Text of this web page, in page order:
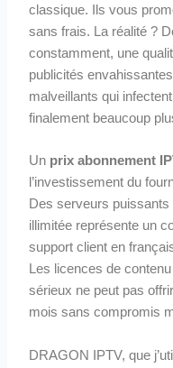
classique. Ils vous
sans frais. La réalité ?
constamment, une
publicités
malveillants qui
finalement beaucoup
Un prix abonnement
l’investissement du
Des serveurs
illimitée représente un
support client en
Les licences de
sérieux ne peut pas
mois sans compromis
DRAGON IPTV, que